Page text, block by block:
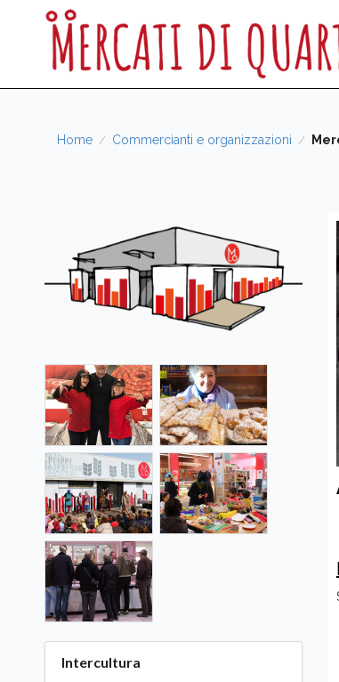
Home / Commercianti e organizzazioni /
Intercultura